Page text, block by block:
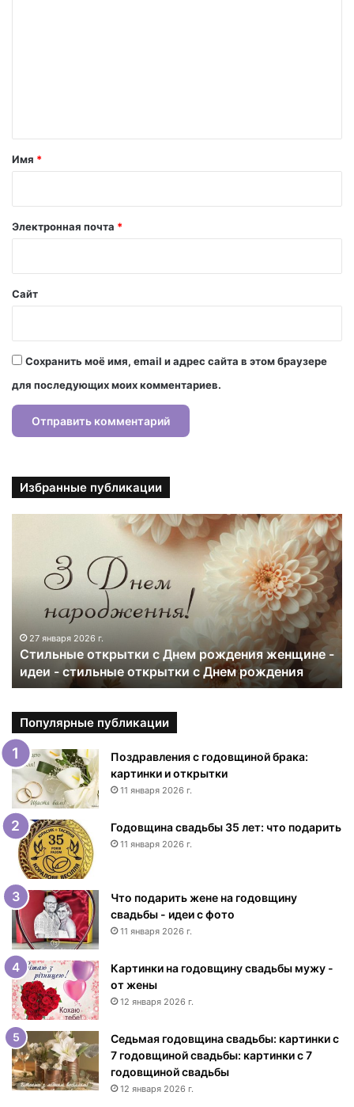
а
й
Имя *
Электронная почта *
Сайт
Сохранить моё имя, email и адрес сайта в этом браузере
для последующих моих комментариев.
Избранные публикации
к
т
к
и
с
Д
н
е
м
о
ж
д
е
н
и
я
ж
е
н
щ
и
н
27 января 2026 г.
Стильные открытки с Днем рождения женщине -
идеи - стильные открытки с Днем рождения
Популярные публикации
Поздравления с годовщиной брака:
картинки и открытки
11 января 2026 г.
Годовщина свадьбы 35 лет: что подарить
11 января 2026 г.
Что подарить жене на годовщину
свадьбы - идеи с фото
11 января 2026 г.
Картинки на годовщину свадьбы мужу -
от жены
12 января 2026 г.
Седьмая годовщина свадьбы: картинки с
7 годовщиной свадьбы: картинки с 7
годовщиной свадьбы
12 января 2026 г.